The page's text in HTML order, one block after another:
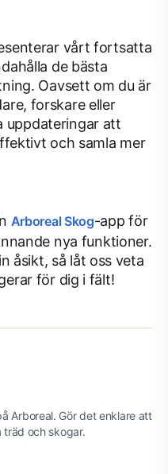
vårt fortsatta
de bästa
Oavsett om du är
forskare eller
uppdateringar att
och samla mer
Arboreal Skog-app för
nya funktioner.
åsikt, så låt oss veta
för dig i fält!
Arboreal. Gör det enklare att
träd och skogar.